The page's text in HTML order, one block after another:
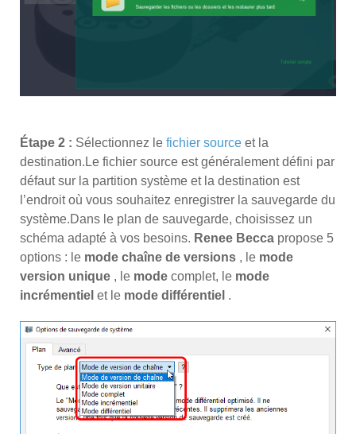
Étape 2 : Sélectionnez le fichier source et la
destination.Le fichier source est généralement défini par
défaut sur la partition système et la destination est
l’endroit où vous souhaitez enregistrer la sauvegarde du
système.Dans le plan de sauvegarde, choisissez un
schéma adapté à vos besoins. Renee Becca propose 5
options : le mode chaîne de versions , le mode
version unique , le mode complet, le mode
incrémentiel et le mode différentiel .